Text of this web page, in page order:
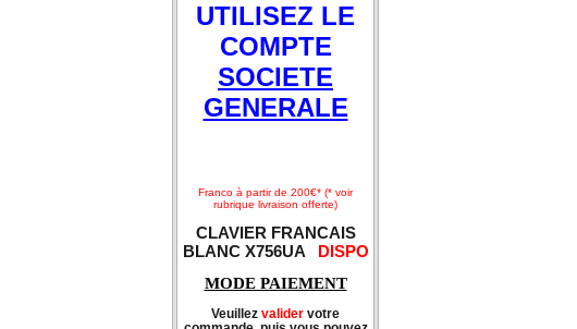
UTILISEZ LE
COMPTE
SOCIETE
GENERALE
Franco à partir de 200€* (* voir
rubrique livraison offerte)
CLAVIER FRANCAIS
BLANC X756UA DISPO
MODE PAIEMENT
Veuillez valider votre